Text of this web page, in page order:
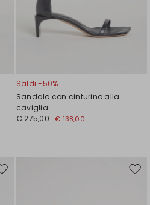
Saldi -50%
Sandalo con cinturino alla
caviglia
€ 275,00 € 138,00
Sposta